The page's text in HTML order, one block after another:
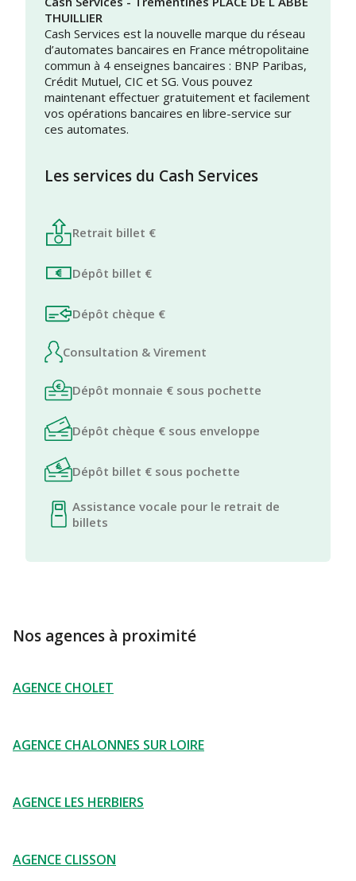
THUILLIER
Cash Services est la nouvelle marque du réseau
d’automates bancaires en France métropolitaine
commun à 4 enseignes bancaires : BNP Paribas,
Crédit Mutuel, CIC et SG. Vous pouvez
maintenant effectuer gratuitement et facilement
vos opérations bancaires en libre-service sur
ces automates.
Les services du Cash Services
Retrait billet €
Dépôt billet €
Dépôt chèque €
Consultation & Virement
Dépôt monnaie € sous pochette
Dépôt chèque € sous enveloppe
Dépôt billet € sous pochette
Assistance vocale pour le retrait de
billets
Nos agences à proximité
AGENCE CHOLET
AGENCE CHALONNES SUR LOIRE
AGENCE LES HERBIERS
AGENCE CLISSON